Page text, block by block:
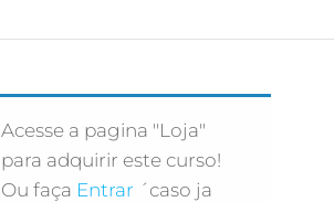
Acesse a pagina "Loja"
para adquirir este curso!
Ou faça Entrar ´caso ja